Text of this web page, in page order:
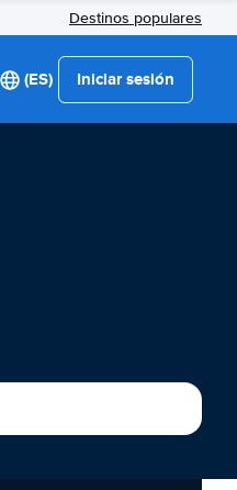
Destinos populares
(ES) Iniciar sesión